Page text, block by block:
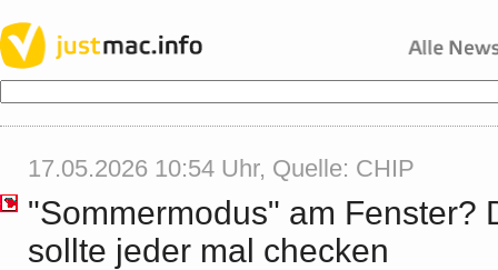
17.05.2026 10:54 Uhr, Quelle: CHIP
"Sommermodus" am Fenster?
sollte jeder mal checken